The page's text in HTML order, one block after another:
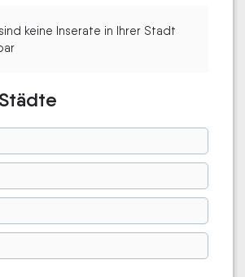
keine Inserate in Ihrer Stadt